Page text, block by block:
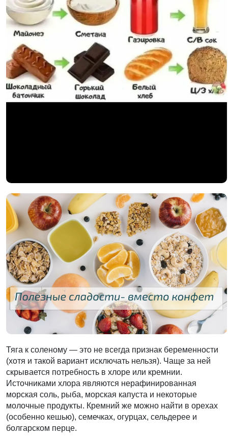
Тяга к соленому — это не всегда признак беременности
(хотя и такой вариант исключать нельзя). Чаще за ней
скрывается потребность в хлоре или кремнии.
Источниками хлора являются нерафинированная
морская соль, рыба, морская капуста и некоторые
молочные продукты. Кремний же можно найти в орехах
(особенно кешью), семечках, огурцах, сельдерее и
болгарском перце.